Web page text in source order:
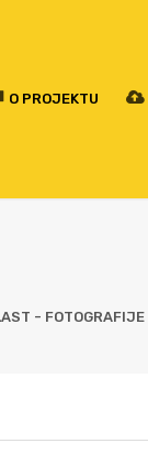
O PROJEKTU
- FOTOGRAFIJE